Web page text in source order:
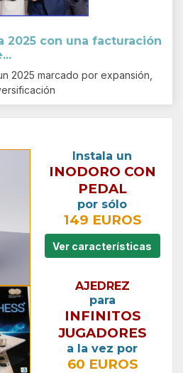
2025 con una facturación
2025 marcado por expansión,
Instala un
INODORO CON
PEDAL
por sólo
149 EUROS
Ver características
AJEDREZ
para
INFINITOS
JUGADORES
a la vez por
60 EUROS